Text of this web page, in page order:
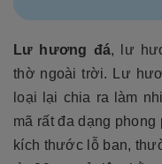
Lư hương đá, lư
thờ ngoài trời. Lư
loại lại chia ra làm
mã rất đa dạng
kích thước lỗ ban,